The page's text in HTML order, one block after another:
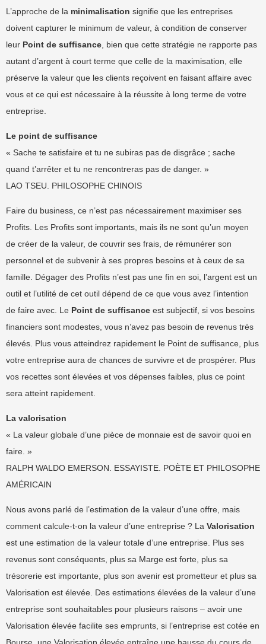
L’approche de la minimalisation signifie que les entreprises
doivent capturer le minimum de valeur, à condition de conserver
leur Point de suffisance , bien que cette stratégie ne rapporte pas
autant d’argent à court terme que celle de la maximisation, elle
préserve la valeur que les clients reçoivent en faisant affaire avec
vous et ce qui est nécessaire à la réussite à long terme de votre
entreprise.
Le point de suffisance
« Sache te satisfaire et tu ne subiras pas de disgrâce ; sache
quand t’arrêter et tu ne rencontreras pas de danger. »
LAO TSEU. PHILOSOPHE CHINOIS
Faire du business, ce n’est pas nécessairement maximiser ses
Profits. Les Profits sont importants, mais ils ne sont qu’un moyen
de créer de la valeur, de couvrir ses frais, de rémunérer son
personnel et de subvenir à ses propres besoins et à ceux de sa
famille. Dégager des Profits n’est pas une fin en soi, l’argent est un
outil et l’utilité de cet outil dépend de ce que vous avez l’intention
de faire avec. Le Point de suffisance est subjectif, si vos besoins
financiers sont modestes, vous n’avez pas besoin de revenus très
élevés. Plus vous atteindrez rapidement le Point de suffisance, plus
votre entreprise aura de chances de survivre et de prospérer. Plus
vos recettes sont élevées et vos dépenses faibles, plus ce point
sera atteint rapidement.
La valorisation
« La valeur globale d’une pièce de monnaie est de savoir quoi en
faire. »
RALPH WALDO EMERSON. ESSAYISTE. POÈTE ET PHILOSOPHE
AMÉRICAIN
Nous avons parlé de l’estimation de la valeur d’une offre, mais
comment calcule-t-on la valeur d’une entreprise ? La Valorisation
est une estimation de la valeur totale d’une entreprise. Plus ses
revenus sont conséquents, plus sa Marge est forte, plus sa
trésorerie est importante, plus son avenir est prometteur et plus sa
Valorisation est élevée. Des estimations élevées de la valeur d’une
entreprise sont souhaitables pour plusieurs raisons – avoir une
Valorisation élevée facilite ses emprunts, si l’entreprise est cotée en